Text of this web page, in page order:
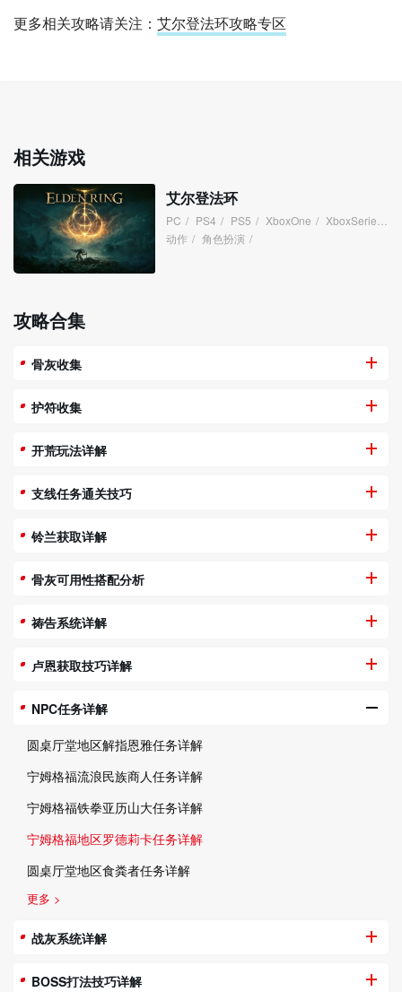
更多相关攻略请关注： 艾尔登法环攻略专区
相关游戏
艾尔登法环
PC / PS4 / PS5 / XboxOne / XboxSeries
动作 / 角色扮演 /
攻略合集
骨灰收集
护符收集
开荒玩法详解
支线任务通关技巧
铃兰获取详解
骨灰可用性搭配分析
祷告系统详解
卢恩获取技巧详解
NPC任务详解
圆桌厅堂地区解指恩雅任务详解
宁姆格福流浪民族商人任务详解
宁姆格福铁拳亚历山大任务详解
宁姆格福地区罗德莉卡任务详解
圆桌厅堂地区食粪者任务详解
更多 >
战灰系统详解
BOSS打法技巧详解